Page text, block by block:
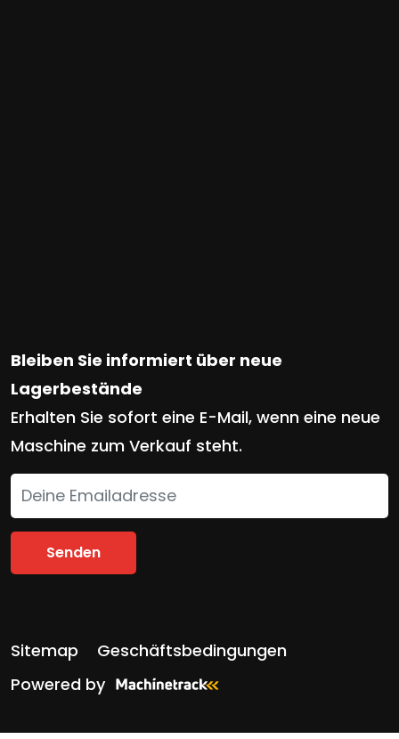
Bleiben Sie informiert über neue
Lagerbestände
Erhalten Sie sofort eine E-Mail, wenn eine neue
Maschine zum Verkauf steht.
Senden
Sitemap
Geschäftsbedingungen
Powered by